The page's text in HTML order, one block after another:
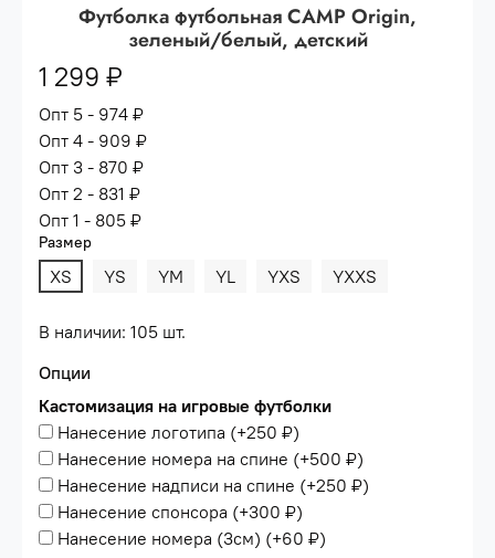
Футболка футбольная CAMP Origin,
зеленый/белый, детский
1 299 ₽
Опт 5 - 974 ₽
Опт 4 - 909 ₽
Опт 3 - 870 ₽
Опт 2 - 831 ₽
Опт 1 - 805 ₽
Размер
XS YS YM YL YXS YXXS
В наличии: 105 шт.
Опции
Кастомизация на игровые футболки
Нанесение логотипа (+250 ₽)
Нанесение номера на спине (+500 ₽)
Нанесение надписи на спине (+250 ₽)
Нанесение спонсора (+300 ₽)
Нанесение номера (3см) (+60 ₽)